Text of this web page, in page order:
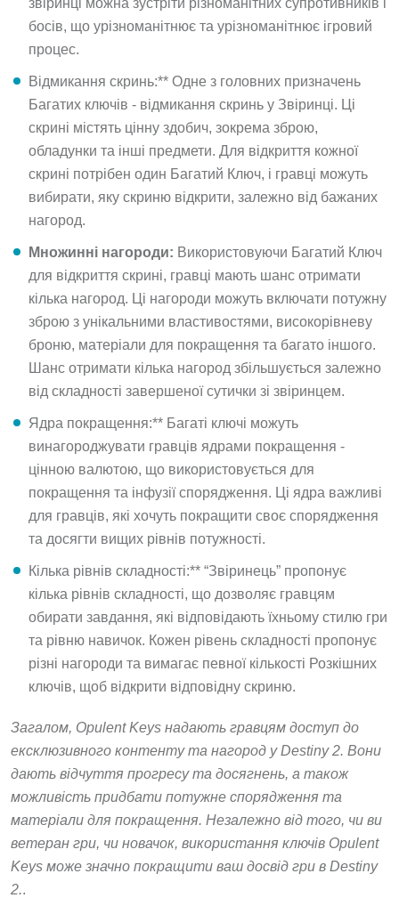
звіринці можна зустріти різноманітних супротивників і
босів, що урізноманітнює та урізноманітнює ігровий
процес.
Відмикання скринь:** Одне з головних призначень
Багатих ключів - відмикання скринь у Звіринці. Ці
скрині містять цінну здобич, зокрема зброю,
обладунки та інші предмети. Для відкриття кожної
скрині потрібен один Багатий Ключ, і гравці можуть
вибирати, яку скриню відкрити, залежно від бажаних
нагород.
Множинні нагороди: Використовуючи Багатий Ключ
для відкриття скрині, гравці мають шанс отримати
кілька нагород. Ці нагороди можуть включати потужну
зброю з унікальними властивостями, високорівневу
броню, матеріали для покращення та багато іншого.
Шанс отримати кілька нагород збільшується залежно
від складності завершеної сутички зі звіринцем.
Ядра покращення:** Багаті ключі можуть
винагороджувати гравців ядрами покращення -
цінною валютою, що використовується для
покращення та інфузії спорядження. Ці ядра важливі
для гравців, які хочуть покращити своє спорядження
та досягти вищих рівнів потужності.
Кілька рівнів складності:** “Звіринець” пропонує
кілька рівнів складності, що дозволяє гравцям
обирати завдання, які відповідають їхньому стилю гри
та рівню навичок. Кожен рівень складності пропонує
різні нагороди та вимагає певної кількості Розкішних
ключів, щоб відкрити відповідну скриню.
Загалом, Opulent Keys надають гравцям доступ до
ексклюзивного контенту та нагород у Destiny 2. Вони
дають відчуття прогресу та досягнень, а також
можливість придбати потужне спорядження та
матеріали для покращення. Незалежно від того, чи ви
ветеран гри, чи новачок, використання ключів Opulent
Keys може значно покращити ваш досвід гри в Destiny
2..